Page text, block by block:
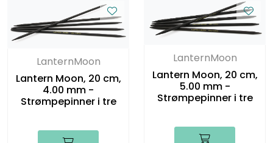
LanternMoon
Lantern Moon, 20 cm,
4.00 mm -
Strømpepinner i tre
LanternMoon
Lantern Moon, 20 cm,
5.00 mm -
Strømpepinner i tre